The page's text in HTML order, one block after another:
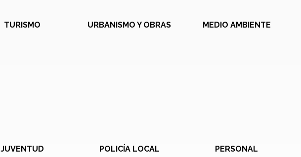
TURISMO URBANISMO Y OBRAS MEDIO AMBIENTE
JUVENTUD POLICÍA LOCAL PERSONAL